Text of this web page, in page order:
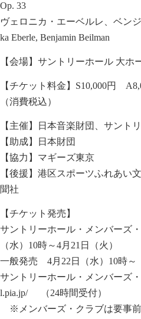
Op. 33
ヴェロニカ・エーベルレ、ベン
ka Eberle, Benjamin Beilman
【会場】サントリーホール 大ホ
【チケット料金】S10,000円
（消費税込）
【主催】日本音楽財団、サント
【助成】日本財団
【協力】マギーズ東京
【後援】港区スポーツふれあい
聞社
【チケット発売】
サントリーホール・メンバーズ
（水）10時～4月21日（火）
一般発売 4月22日（水）10時～
サントリーホール・メンバーズ
l.pia.jp/
（24時間受付）
※メンバーズ・クラブは要事